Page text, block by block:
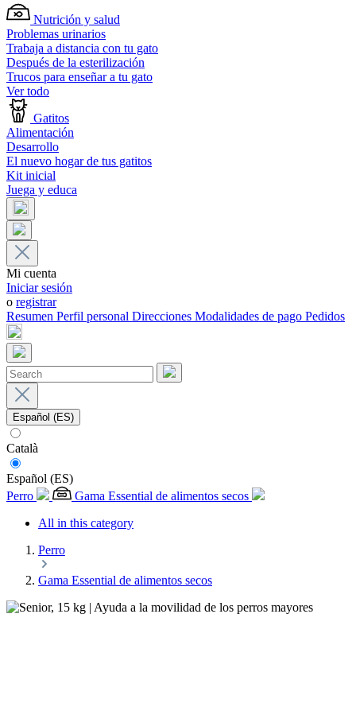
Nutrición y salud
Problemas urinarios
Trabaja a distancia con tu gato
Después de la esterilización
Trucos para enseñar a tu gato
Ver todo
Gatitos
Alimentación
Desarrollo
El nuevo hogar de tus gatitos
Kit inicial
Juega y educa
Mi cuenta
Iniciar sesión
o registrar
Resumen Perfil personal Direcciones Modalidades de pago Pedidos
Español (ES)
Català
Español (ES)
Perro
Gama Essential de alimentos secos
All in this category
Perro
Gama Essential de alimentos secos